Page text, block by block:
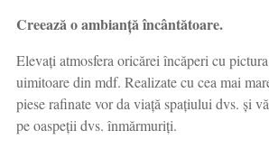
Creează o ambianță încântătoare.
Elevați atmosfera oricărei încăperi cu
uimitoare din mdf. Realizate cu cea mai
piese rafinate vor da viață spațiului dvs. și
pe oaspeții dvs. înmărmuriți.